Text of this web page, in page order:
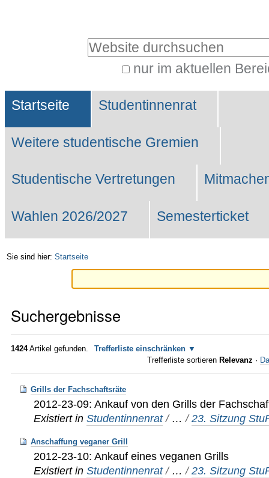
Website durchsuchen
nur im aktuellen
Suche…
Sektionen
Startseite Studentinnenrat
Weitere studentische Gremien
Studentische Vertretungen
Wahlen 2026/2027 Semesterticket
Sie sind hier: Startseite
Suchergebnisse
1424Artikel gefunden.
Trefferliste einschränken
Trefferliste sortieren Relevanz ·
Grills der Fachschaftsräte
2012-23-09: Ankauf von den Grills der
Existiert in Studentinnenrat / …/23. Sitzung
Anschaffung veganer Grill
2012-23-10: Ankauf eines veganen Grills
Existiert in Studentinnenrat / …/23. Sitzung